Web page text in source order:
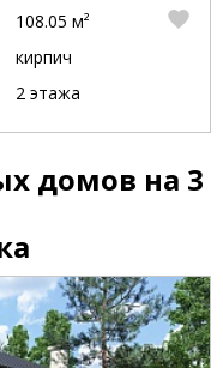
108.05 м²
кирпич
2 этажа
домов на 3